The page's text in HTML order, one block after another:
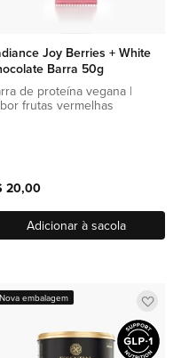
Joy Berries + White
Barra 50g
de proteína vegana |
frutas vermelhas
20,00
Adicionar à sacola
a
lista
Nova embalagem